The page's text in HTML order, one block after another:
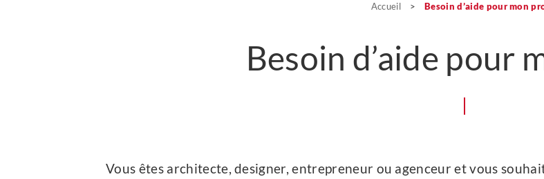
Accueil > Besoin d’aide pour mon
Besoin d’aide pour
Vous êtes architecte, designer, entrepreneur ou agenceur et vous